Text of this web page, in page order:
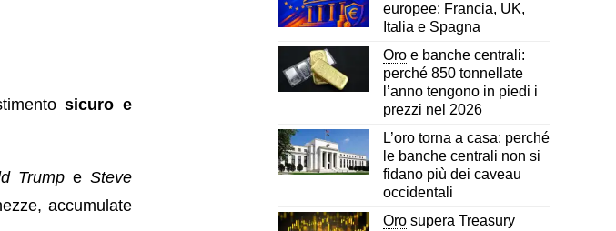
sicuro e
Trump eSteve
accumulate
europee: Francia, UK,
Italia e Spagna
Oro e banche centrali:
perché 850 tonnellate
l’anno tengono in piedi i
prezzi nel 2026
L’oro torna a casa: perché
le banche centrali non si
fidano più dei caveau
occidentali
Oro supera Treasury